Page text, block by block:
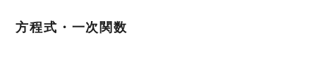
方程式・一次関数